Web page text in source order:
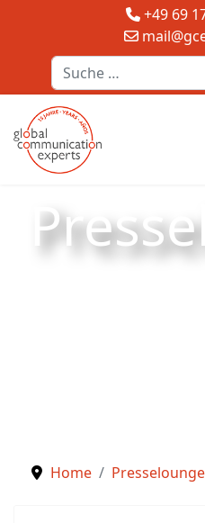
+49 69
Suchen
Home Presselounge